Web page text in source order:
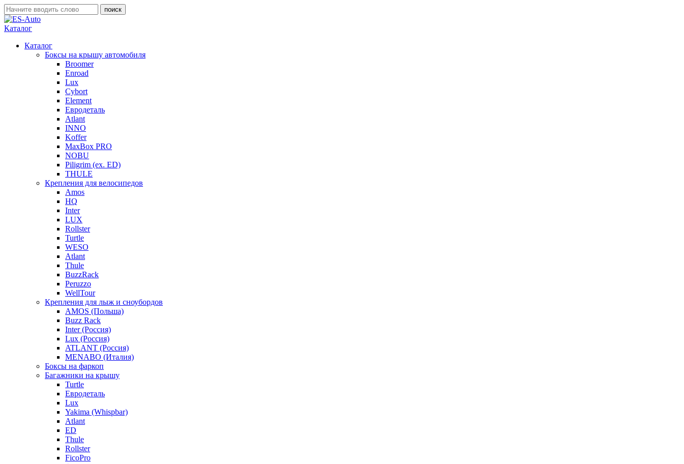
Каталог
Каталог
Боксы на крышу автомобиля
Broomer
Enroad
Lux
Cybort
Element
Евродеталь
Atlant
INNO
Koffer
MaxBox PRO
NOBU
Piligrim (ex. ED)
THULE
Крепления для велосипедов
Amos
HQ
Inter
LUX
Rollster
Turtle
WESO
Atlant
Thule
BuzzRack
Peruzzo
WellTour
Крепления для лыж и сноубордов
AMOS (Польша)
Buzz Rack
Inter (Россия)
Lux (Россия)
ATLANT (Россия)
MENABO (Италия)
Боксы на фаркоп
Багажники на крышу
Turtle
Евродеталь
Lux
Yakima (Whispbar)
Atlant
ED
Thule
Rollster
FicoPro